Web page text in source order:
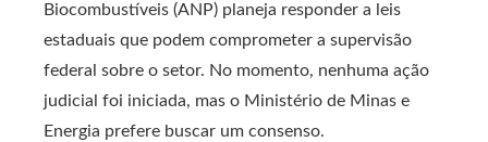
Biocombustíveis (ANP) planeja responder a leis
estaduais que podem comprometer a supervisão
federal sobre o setor. No momento, nenhuma ação
judicial foi iniciada, mas o Ministério de Minas e
Energia prefere buscar um consenso.